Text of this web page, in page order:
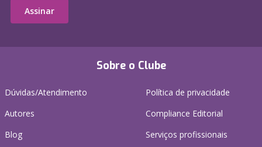
Sobre o Clube
Dúvidas/Atendimento
Autores
Blog
Política de privacidade
Compliance Editorial
Serviços profissionais
Assinar